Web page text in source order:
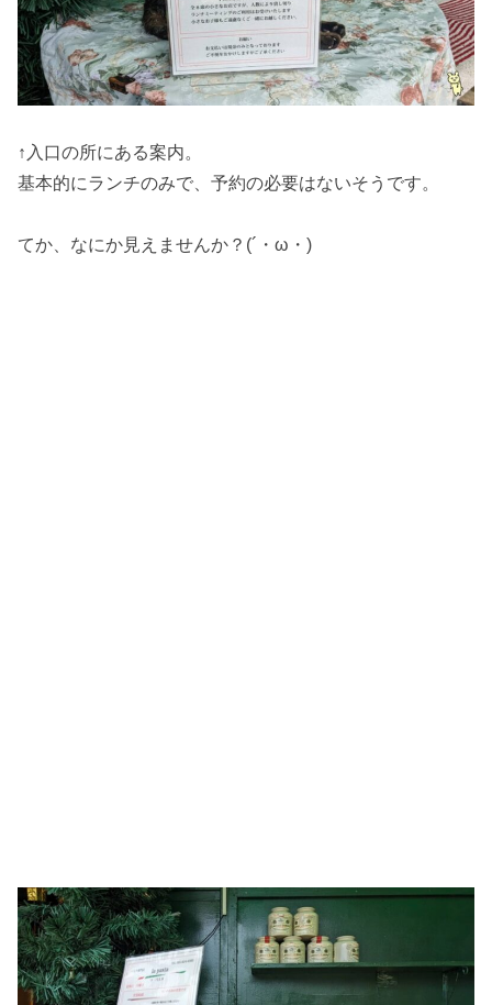
↑入口の所にある案内。
基本的にランチのみで、予約の必要はないそうです。
てか、なにか見えませんか？(´・ω・)